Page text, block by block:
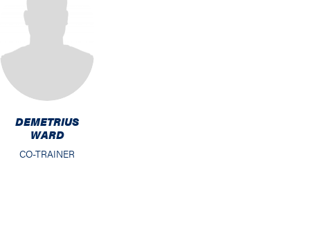
DEMETRIUS
WARD
CO-TRAINER